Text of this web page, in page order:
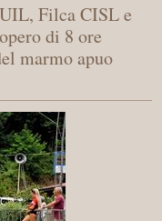
Filca CISL e
di 8 ore
marmo apuo